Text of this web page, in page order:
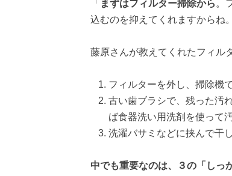
「 まずはフィルター掃除から 。
込むのを抑えてくれますからね。
藤原さんが教えてくれたフィル
フィルターを外し、掃除機
古い歯ブラシで、残った汚
ば食器洗い用洗剤を使って
洗濯バサミなどに挟んで干
中でも重要なのは、３の「しっ